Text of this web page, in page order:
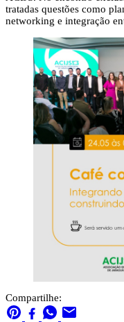
tratadas questões como
networking e integração
Compartilhe: